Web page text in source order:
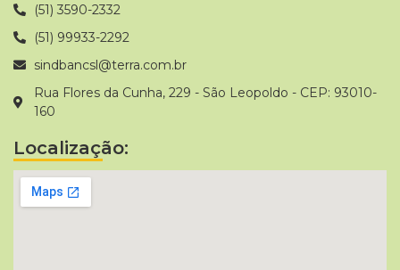
(51) 3590-2332
(51) 99933-2292
sindbancsl@terra.com.br
Rua Flores da Cunha, 229 - São Leopoldo - CEP: 93010-
160
Localização: